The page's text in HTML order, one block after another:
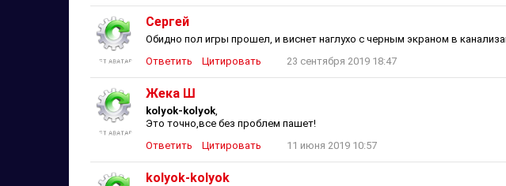
Сергей
Обидно пол игры прошел, и виснет наглухо с черным экраном в
Ответить
Цитировать 23 сентября 2019 18:47
Жека Ш
kolyok-kolyok
Это точно,все без проблем пашет!
Ответить
Цитировать 11 июня 2019 10:57
kolyok-kolyok